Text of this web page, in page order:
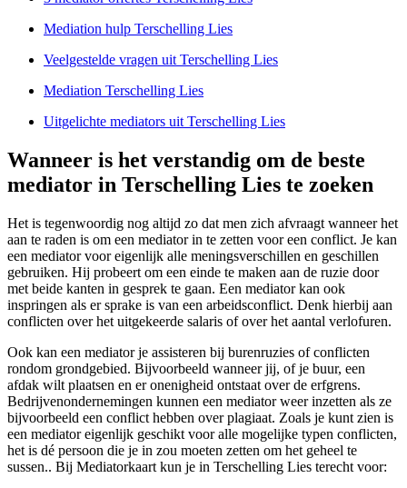
Mediation hulp Terschelling Lies
Veelgestelde vragen uit Terschelling Lies
Mediation Terschelling Lies
Uitgelichte mediators uit Terschelling Lies
Wanneer is het verstandig om de beste
mediator in Terschelling Lies te zoeken
Het is tegenwoordig nog altijd zo dat men zich afvraagt wanneer het
aan te raden is om een mediator in te zetten voor een conflict. Je kan
een mediator voor eigenlijk alle meningsverschillen en geschillen
gebruiken. Hij probeert om een einde te maken aan de ruzie door
met beide kanten in gesprek te gaan. Een mediator kan ook
inspringen als er sprake is van een arbeidsconflict. Denk hierbij aan
conflicten over het uitgekeerde salaris of over het aantal verlofuren.
Ook kan een mediator je assisteren bij burenruzies of conflicten
rondom grondgebied. Bijvoorbeeld wanneer jij, of je buur, een
afdak wilt plaatsen en er onenigheid ontstaat over de erfgrens.
Bedrijvenondernemingen kunnen een mediator weer inzetten als ze
bijvoorbeeld een conflict hebben over plagiaat. Zoals je kunt zien is
een mediator eigenlijk geschikt voor alle mogelijke typen conflicten,
het is dé persoon die je in zou moeten zetten om het geheel te
sussen.. Bij Mediatorkaart kun je in Terschelling Lies terecht voor: